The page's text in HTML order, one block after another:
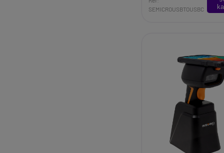
kompatibel mit den
EPOS-Serie ADAPT
SEMICROUSBTOUSBC